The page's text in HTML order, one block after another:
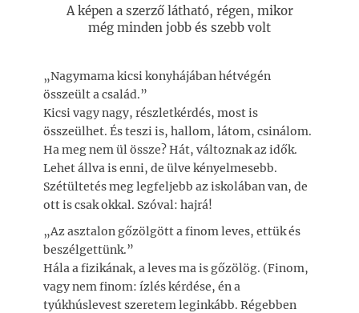
A képen a szerző látható, régen, mikor
még minden jobb és szebb volt
„Nagymama kicsi konyhájában hétvégén
összeült a család.”
Kicsi vagy nagy, részletkérdés, most is
összeülhet. És teszi is, hallom, látom, csinálom.
Ha meg nem ül össze? Hát, változnak az idők.
Lehet állva is enni, de ülve kényelmesebb.
Szétültetés meg legfeljebb az iskolában van, de
ott is csak okkal. Szóval: hajrá!
„Az asztalon gőzölgött a finom leves, ettük és
beszélgettünk.”
Hála a fizikának, a leves ma is gőzölög. (Finom,
vagy nem finom: ízlés kérdése, én a
tyúkhúslevest szeretem leginkább. Régebben